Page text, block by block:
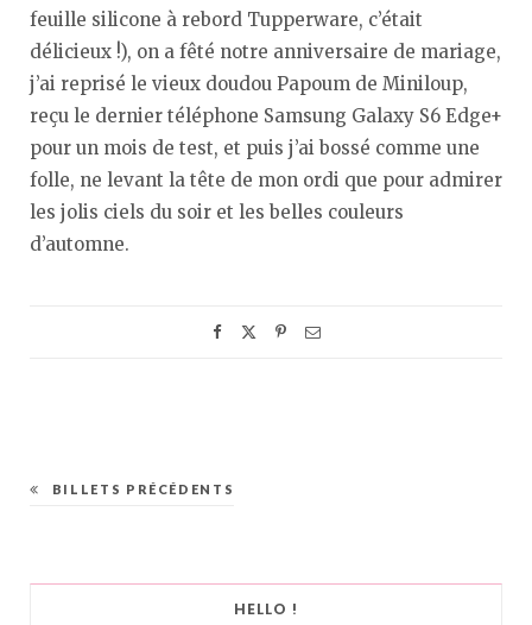
feuille silicone à rebord Tupperware, c’était
délicieux !), on a fêté notre anniversaire de mariage,
j’ai reprisé le vieux doudou Papoum de Miniloup,
reçu le dernier téléphone Samsung Galaxy S6 Edge+
pour un mois de test, et puis j’ai bossé comme une
folle, ne levant la tête de mon ordi que pour admirer
les jolis ciels du soir et les belles couleurs
d’automne.
BILLETS PRÉCÉDENTS
HELLO !